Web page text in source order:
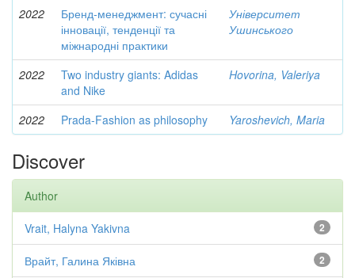
2022
Бренд-менеджмент: сучасні
інновації, тенденції та
міжнародні практики
Університет
Ушинського
2022
Two industry giants: Adidas
and Nike
Hovorina, Valeriya
2022 Prada-Fashion as philosophy Yaroshevich, Maria
Discover
Author
2
Vrait, Halyna Yakivna
2
Врайт, Галина Яківна